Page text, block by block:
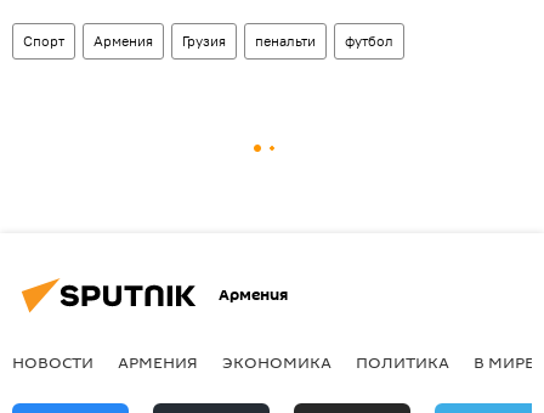
Спорт Армения Грузия пенальти футбол
Армения
НОВОСТИ АРМЕНИЯ ЭКОНОМИКА ПОЛИТИКА В МИРЕ